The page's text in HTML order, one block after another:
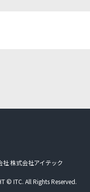
社 株式会社アイテック
© ITC. All Rights Reserved.